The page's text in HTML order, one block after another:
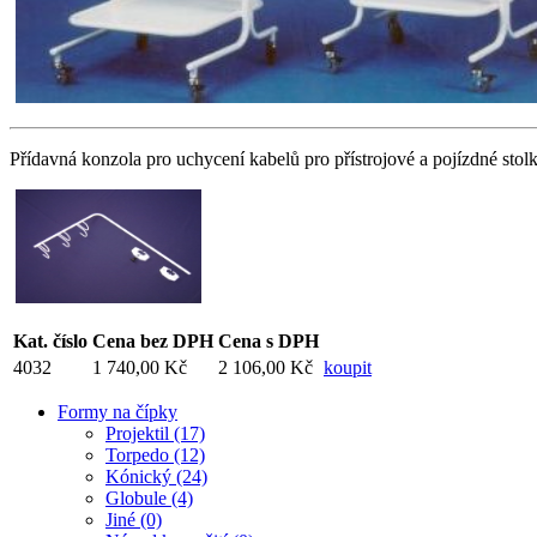
Přídavná konzola pro uchycení kabelů pro přístrojové a pojízdné
Kat. číslo Cena bez DPH Cena s DPH
4032
1 740,00 Kč 2 106,00 Kč koupit
Formy na čípky
Projektil (17)
Torpedo (12)
Kónický (24)
Globule (4)
Jiné (0)